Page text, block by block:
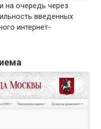
на очередь через
введенных
интернет-